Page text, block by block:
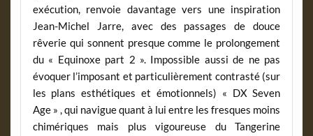
exécution, renvoie davantage vers une inspiration
Jean-Michel Jarre, avec des passages de douce
rêverie qui sonnent presque comme le prolongement
du « Equinoxe part 2 ». Impossible aussi de ne pas
évoquer l’imposant et particulièrement contrasté (sur
les plans esthétiques et émotionnels) « DX Seven
Age » , qui navigue quant à lui entre les fresques moins
chimériques mais plus vigoureuse du Tangerine